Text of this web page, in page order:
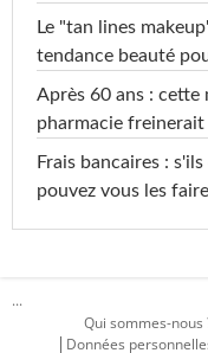
Le "tan lines
tendance beauté
Après 60 ans :
pharmacie
Frais bancaires :
pouvez vous les
...
Qui sommes-nous
Données